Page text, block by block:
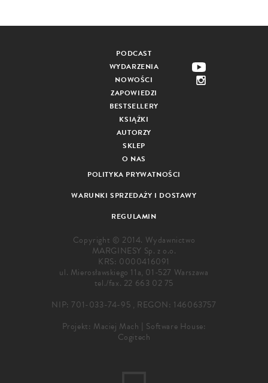
PODCAST
WYDARZENIA
NOWOŚCI
ZAPOWIEDZI
BESTSELLERY
KSIĄŻKI
AUTORZY
SKLEP
O NAS
POLITYKA PRYWATNOŚCI
WARUNKI SPRZEDAŻY I DOSTAWY
REGULAMIN
Copyright © 2014. Wydawnictwo
MARGINESY Sp. z o.o.
KRS: 0000416091
ul. Mierosławskiego 11a, 01-527 Warszawa
tel./fax. 22 663 02 75
NIP: 701-033-74-95 , REGON: 146063757
Projekt: Maciej Mach | Software House:
Cogitech